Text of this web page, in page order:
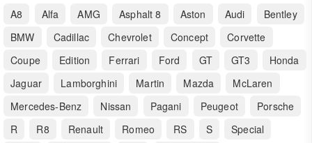
A8 Alfa AMG Asphalt 8 Aston Audi
Bentley
BMW
Cadillac Chevrolet Concept
Corvette
Coupe
Edition Ferrari Ford GT GT3
Honda
Jaguar
Lamborghini Martin Mazda
McLaren
Mercedes-Benz
Nissan Pagani Peugeot
Porsche
R
R8 Renault Romeo RS S Special